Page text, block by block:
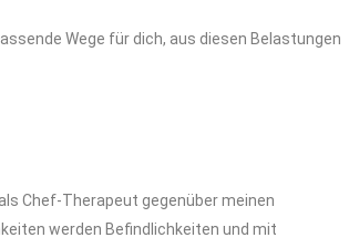
Wege für dich, aus diesen Belastungen
Chef-Therapeut gegenüber meinen
werden Befindlichkeiten und mit